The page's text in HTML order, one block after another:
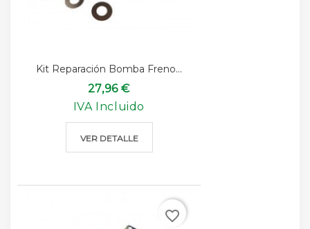
Kit Reparación Bomba Freno...
27,96 €
IVA Incluido
VER DETALLE
favorite_border